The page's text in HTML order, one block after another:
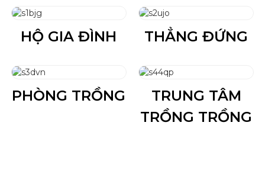
HỘ GIA ĐÌNH THẲNG ĐỨNG
PHÒNG TRỒNG
TRUNG TÂM
TRỒNG TRỒNG